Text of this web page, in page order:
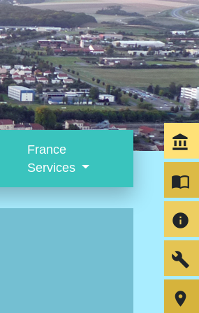
France
Services
account_balance
import_contacts
info
build
room